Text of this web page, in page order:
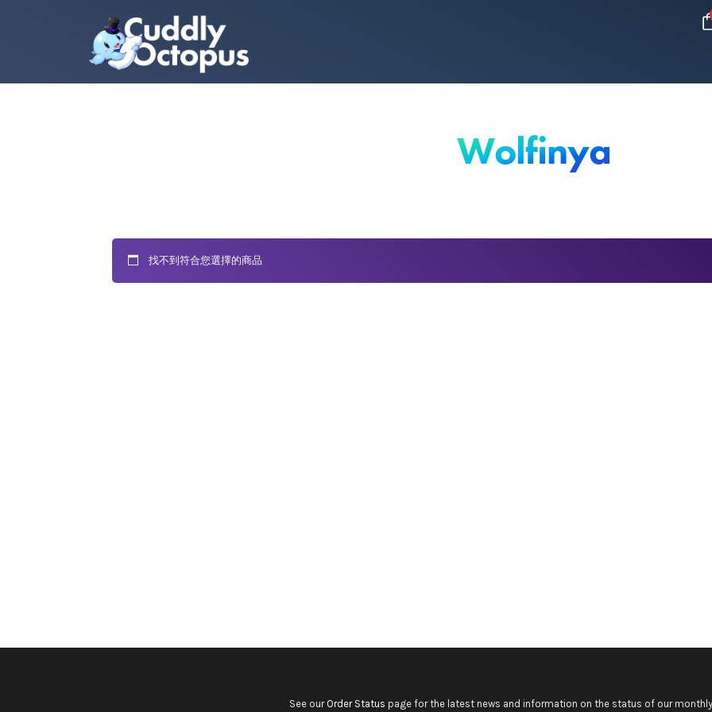
Wolfinya
找不到符合您選擇的商品
See our Order Status page for the latest news and information on the status of our